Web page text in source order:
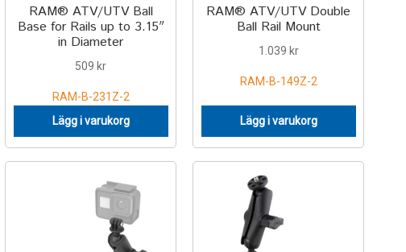
RAM® ATV/UTV Ball
Base for Rails up to 3.15″
in Diameter
509 kr
RAM-B-231Z-2
Lägg i varukorg
RAM® ATV/UTV Double
Ball Rail Mount
1.039 kr
RAM-B-149Z-2
Lägg i varukorg